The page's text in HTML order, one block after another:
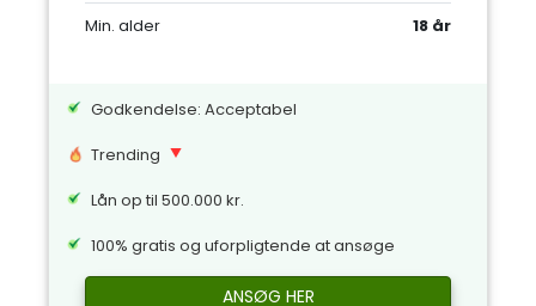
Min. alder
18 år
Godkendelse: Acceptabel
Trending
Lån op til 500.000 kr.
100% gratis og uforpligtende at ansøge
ANSØG HER